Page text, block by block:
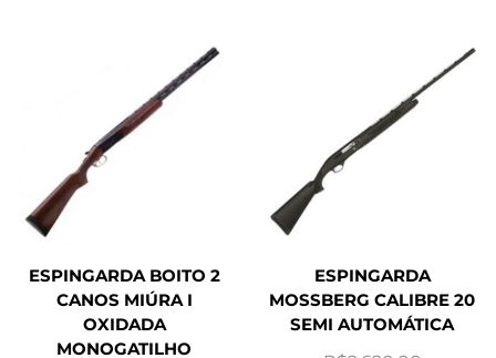
ESPINGARDA BOITO 2
CANOS MIÚRA I
OXIDADA
MONOGATILHO
ESPINGARDA
MOSSBERG CALIBRE 20
SEMI AUTOMÁTICA